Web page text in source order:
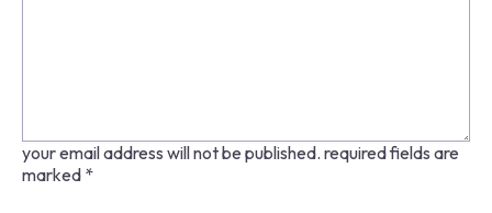
your email address will not be published. required fields are
marked *